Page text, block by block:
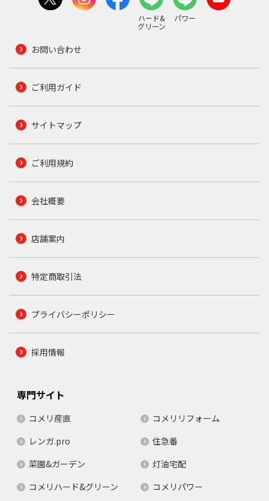
ハード&
グリーン
パワー
お問い合わせ
ご利用ガイド
サイトマップ
ご利用規約
会社概要
店舗案内
特定商取引法
プライバシーポリシー
採用情報
専門サイト
コメリ産直
コメリリフォーム
レンガ.pro
住急番
菜園&ガーデン
灯油宅配
コメリハード&グリーン
コメリパワー